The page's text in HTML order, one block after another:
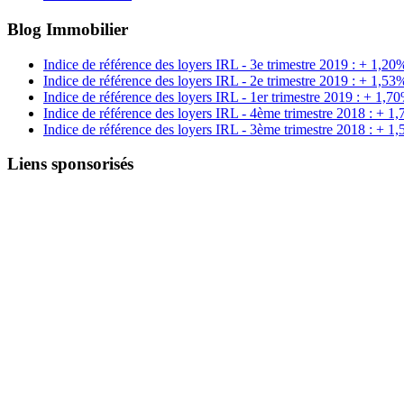
Blog Immobilier
Indice de référence des loyers IRL - 3e trimestre 2019 : +
Indice de référence des loyers IRL - 2e trimestre 2019 : +
Indice de référence des loyers IRL - 1er trimestre 2019 : +
Indice de référence des loyers IRL - 4ème trimestre 2018 : +
Indice de référence des loyers IRL - 3ème trimestre 2018 : +
Liens sponsorisés